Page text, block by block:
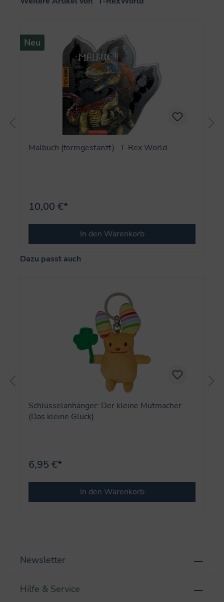
Neu
Malbuch (formgestanzt)- T-Rex World
10,00 €*
In den Warenkorb
Produktgalerie überspringen
Dazu passt auch
Schlüsselanhänger: Der kleine Mutmacher
(Das kleine Glück)
6,95 €*
In den Warenkorb
Newsletter
Hilfe & Service